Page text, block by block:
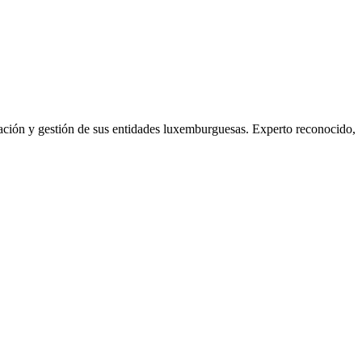
y gestión de sus entidades luxemburguesas. Experto reconocido,